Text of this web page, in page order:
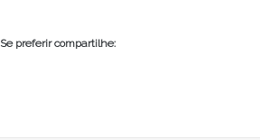
Se preferir compartilhe: